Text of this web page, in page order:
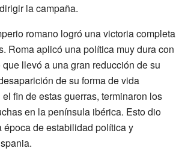
la campaña.
romano logró una victoria completa
Roma aplicó una política muy dura con
llevó a una gran reducción de su
de su forma de vida
fin de estas guerras, terminaron los
en la península ibérica. Esto dio
época de estabilidad política y